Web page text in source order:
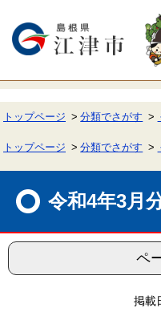
で
ば
本
へ
トップページ 分類でさがす
トップページ 分類でさがす
令和4年3月
ペ
掲載